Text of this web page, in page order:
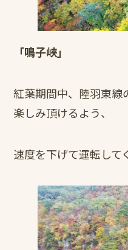
「鳴子峡」
紅葉期間中、陸羽東線
楽しみ頂けるよう、
速度を下げて運転して